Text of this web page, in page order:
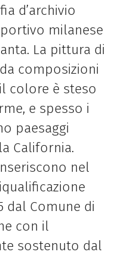
d’archivio
milanese
La pittura di
composizioni
colore è steso
e spesso i
paesaggi
California.
nel
dal Comune di
con il
sostenuto dal